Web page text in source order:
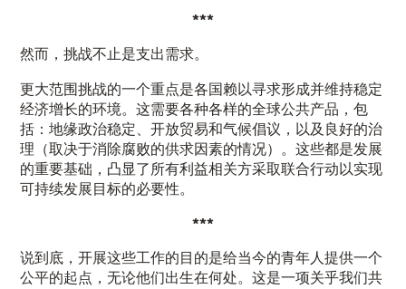
***
然而，挑战不止是支出需求。
更大范围挑战的一个重点是各国赖以寻求形成并维持稳定
经济增长的环境。这需要各种各样的全球公共产品，包
括：地缘政治稳定、开放贸易和气候倡议，以及良好的治
理（取决于消除腐败的供求因素的情况）。这些都是发展
的重要基础，凸显了所有利益相关方采取联合行动以实现
可持续发展目标的必要性。
***
说到底，开展这些工作的目的是给当今的青年人提供一个
公平的起点，无论他们出生在何处。这是一项关乎我们共